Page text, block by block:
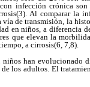
infección crónica son
Al comparar
vía de transmisión, la
en niños, a diferencia
que elevan la
a cirrosis(6, 7,8).
han evolucionado
los adultos. El